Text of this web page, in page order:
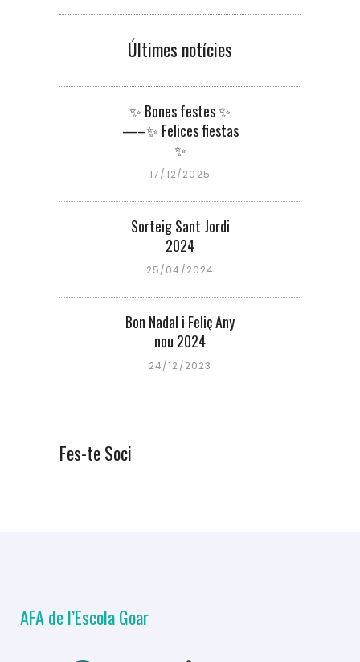
Últimes notícies
✨ Bones festes ✨
—–✨ Felices fiestas
✨
17/12/2025
Sorteig Sant Jordi
2024
25/04/2024
Bon Nadal i Feliç Any
nou 2024
24/12/2023
Fes-te Soci
AFA de l’Escola Goar